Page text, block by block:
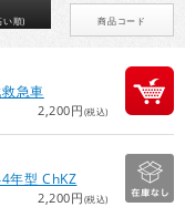
い順) 商品コード
急車
2,200円(税込)
年型 ChKZ
2,200円(税込)